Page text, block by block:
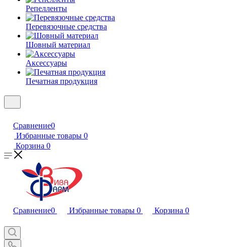
Репелленты
Перевязочные средства
Шовный материал
Аксессуары
Печатная продукция
Сравнение0
Избранные товары 0
Корзина 0
Сравнение0 Избранные товары 0 Корзина 0